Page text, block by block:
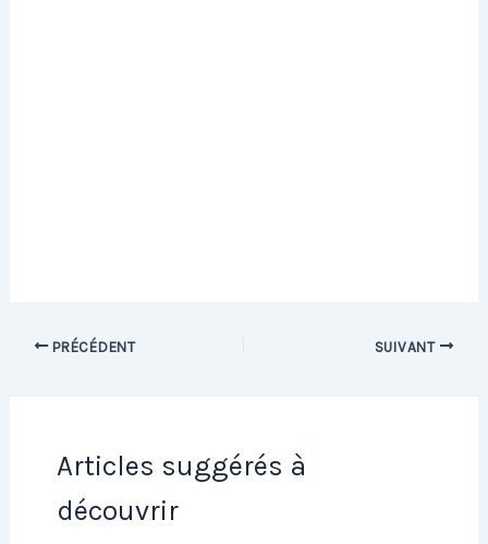
PRÉCÉDENT SUIVANT
Articles suggérés à
découvrir